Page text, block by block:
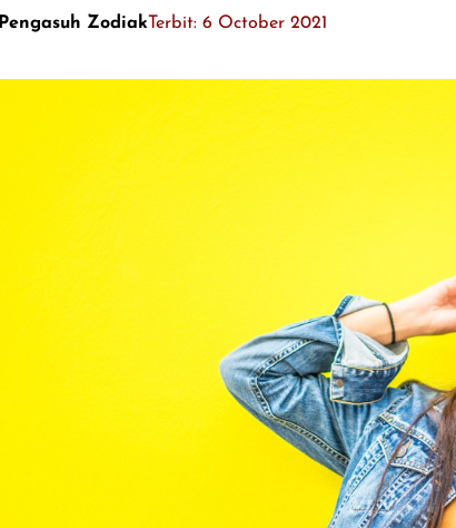
Pengasuh Zodiak Terbit: 6 October 2021